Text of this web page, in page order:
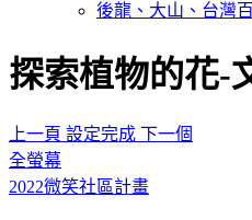
後龍、大山、台灣
探索植物的花-
上一頁 設定完成 下一個
全螢幕
2022微笑社區計畫